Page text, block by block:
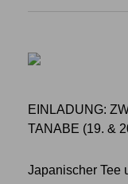
EINLADUNG:
TANABE (19. &
Japanischer Tee